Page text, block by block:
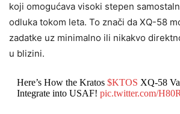
koji omogućava visoki stepen
odluka tokom leta. To znači da XQ-58
zadatke uz minimalno ili nikakvo
u blizini.
Here’s How the Kratos $KTOS XQ-58
Integrate into USAF! pic.twitter.com/